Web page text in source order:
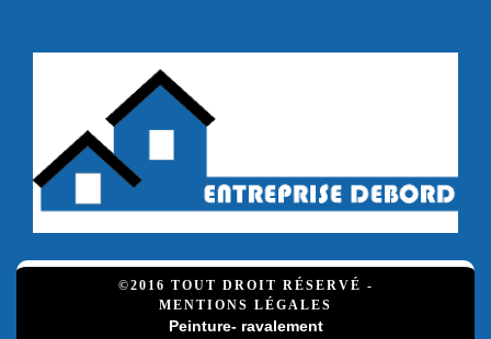
©2016 TOUT DROIT RÉSERVÉ -
MENTIONS LÉGALES
Peinture- ravalement